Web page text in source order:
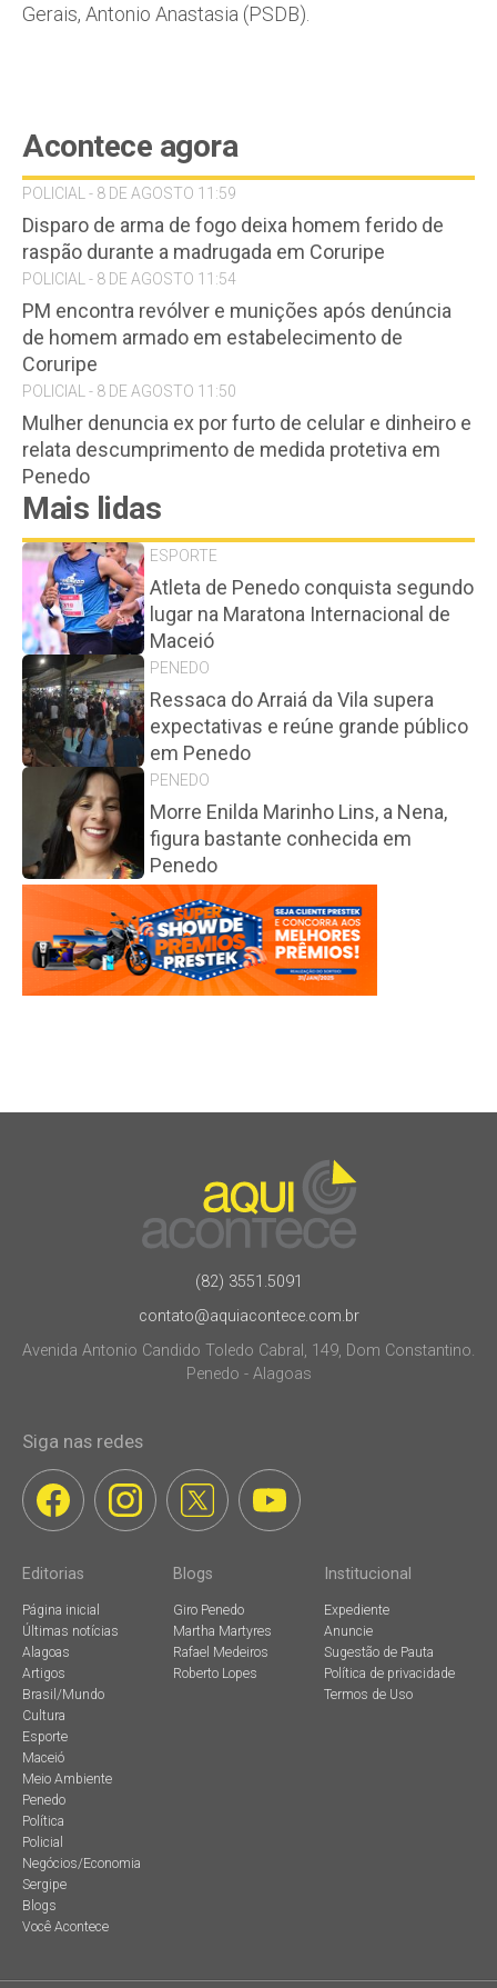
Gerais, Antonio Anastasia (PSDB).
Acontece agora
POLICIAL - 8 DE AGOSTO 11:59
Disparo de arma de fogo deixa homem ferido de
raspão durante a madrugada em Coruripe
POLICIAL - 8 DE AGOSTO 11:54
PM encontra revólver e munições após denúncia
de homem armado em estabelecimento de
Coruripe
POLICIAL - 8 DE AGOSTO 11:50
Mulher denuncia ex por furto de celular e dinheiro e
relata descumprimento de medida protetiva em
Penedo
Mais lidas
ESPORTE
Atleta de Penedo conquista segundo
lugar na Maratona Internacional de
Maceió
PENEDO
Ressaca do Arraiá da Vila supera
expectativas e reúne grande público
em Penedo
PENEDO
Morre Enilda Marinho Lins, a Nena,
figura bastante conhecida em
Penedo
(82) 3551.5091
contato@aquiacontece.com.br
Avenida Antonio Candido Toledo Cabral, 149, Dom Constantino.
Penedo - Alagoas
Siga nas redes
Editorias
Página inicial
Últimas notícias
Alagoas
Artigos
Brasil/Mundo
Cultura
Esporte
Maceió
Meio Ambiente
Penedo
Política
Policial
Negócios/Economia
Sergipe
Blogs
Você Acontece
Blogs
Giro Penedo
Martha Martyres
Rafael Medeiros
Roberto Lopes
Institucional
Expediente
Anuncie
Sugestão de Pauta
Política de privacidade
Termos de Uso